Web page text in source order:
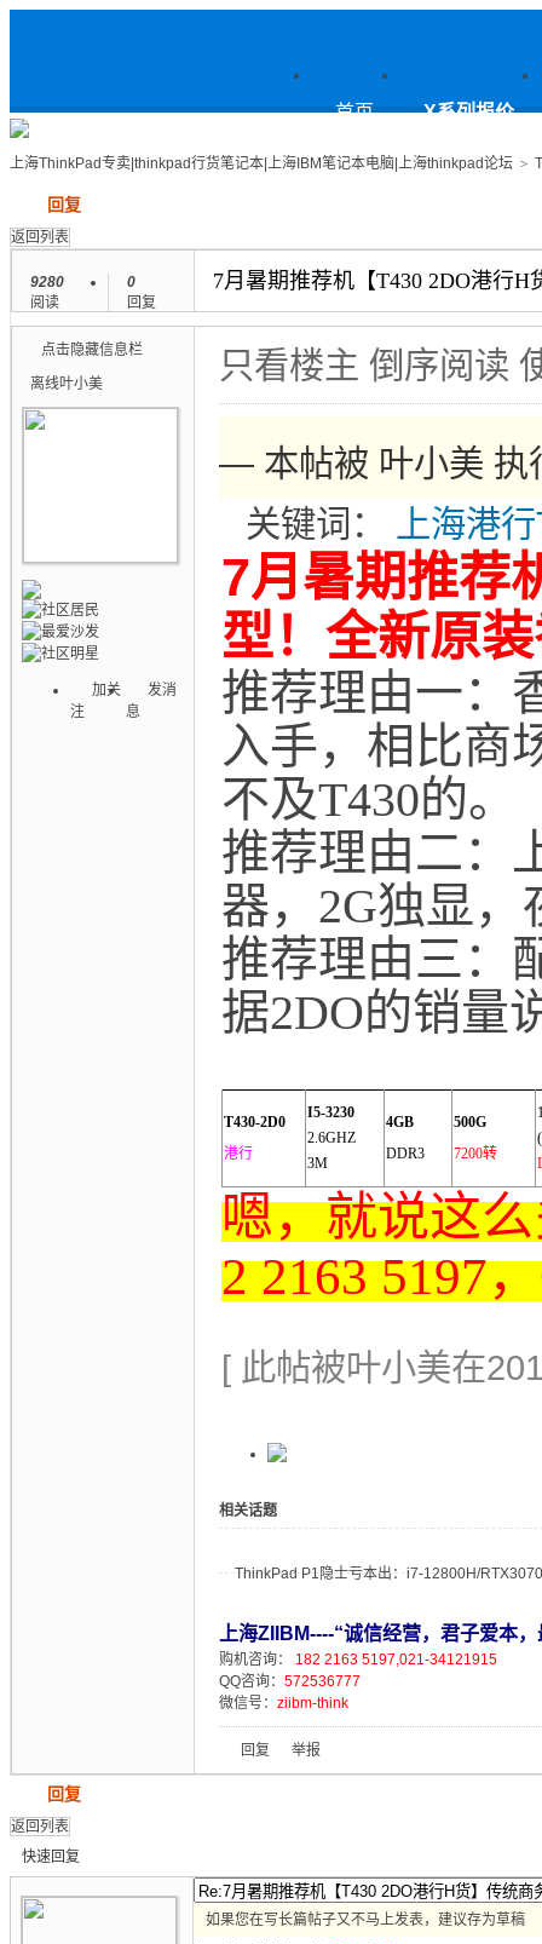
上
海ThinkPad专卖|thinkpad行货笔
记本|上海IBM笔记本电脑|上海thin
首页 X系列报价
上海ThinkPad专卖|thinkpad行货笔记本|上海IBM笔记本电脑|上海thinkpad论坛 >
回复
返回列表
9280
阅读
0
回复
7月暑期推荐机【T430 2DO港行
点击隐藏信息栏
离线叶小美
加关
注
发消
息
只看楼主 倒序阅读
— 本帖被 叶小美 执
关键词：
上海港行
7月暑期推荐
型！全新原
推荐理由一：
入手，相比商
不及T430的。
推荐理由二：
器，2G独显
推荐理由三：
据2DO的销量
T430-2D0
港行
I5-3230
2.6GHZ
3M
4GB
DDR3
500G
7200转
嗯，就说这
2 2163 5197
[ 此帖被叶小美在
相关话题
ThinkPad P1隐士亏本出：i7-12800H/
上海ZIIBM----“诚信经营，君子爱本
购机咨询：
182 2163 5197,021-34121915
QQ咨询： 572536777
微信号： ziibm-think
回复 举报
回复
返回列表
快速回复
如果您在写长篇帖子又不马上发表，建议存为草稿